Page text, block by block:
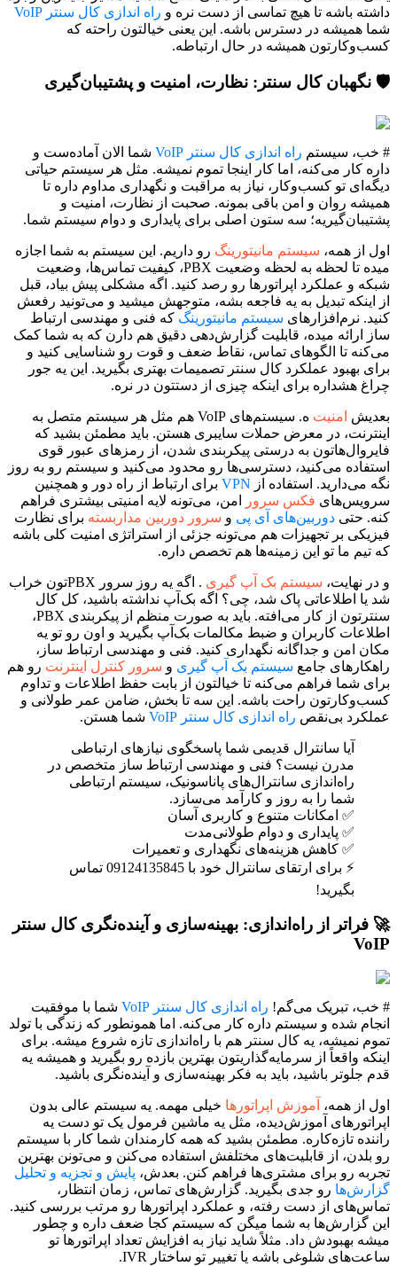
داشته باشه تا هیچ تماسی از دست نره و راه اندازی کال سنتر VoIP
شما همیشه در دسترس باشه. این یعنی خیالتون راحته که
کسب‌وکارتون همیشه در حال ارتباطه.
🛡️ نگهبان کال سنتر: نظارت، امنیت و پشتیبان‌گیری
# خب، سیستم راه اندازی کال سنتر VoIP
شما الان آماده‌ست و
داره کار می‌کنه، اما کار اینجا تموم نمیشه. مثل هر سیستم حیاتی
دیگه‌ای تو کسب‌وکار، نیاز به مراقبت و نگهداری مداوم داره تا
همیشه روان و امن باقی بمونه. صحبت از نظارت، امنیت و
پشتیبان‌گیریه؛ سه ستون اصلی برای پایداری و دوام سیستم شما.
اول از همه، سیستم مانیتورینگ رو داریم. این سیستم به شما اجازه
میده تا لحظه به لحظه وضعیت PBX، کیفیت تماس‌ها، وضعیت
شبکه و عملکرد اپراتورها رو رصد کنید. اگه مشکلی پیش بیاد، قبل
از اینکه تبدیل به یه فاجعه بشه، متوجهش میشید و می‌تونید رفعش
کنید. نرم‌افزارهای سیستم مانیتورینگ که فنی و مهندسی ارتباط
ساز ارائه میده، قابلیت گزارش‌دهی دقیق هم دارن که به شما کمک
می‌کنه تا الگوهای تماس، نقاط ضعف و قوت رو شناسایی کنید و
برای بهبود عملکرد کال سنتر تصمیمات بهتری بگیرید. این یه جور
چراغ هشداره برای اینکه چیزی از دستتون در نره.
بعدیش امنیت
ه. سیستم‌های VoIP هم مثل هر سیستم متصل به
اینترنت، در معرض حملات سایبری هستن. باید مطمئن بشید که
فایروال‌هاتون به درستی پیکربندی شدن، از رمزهای عبور قوی
استفاده می‌کنید، دسترسی‌ها رو محدود می‌کنید و سیستم رو به روز
نگه می‌دارید. استفاده از VPN برای ارتباط از راه دور و همچنین
سرویس‌های فکس سرور
امن، می‌تونه لایه امنیتی بیشتری فراهم
کنه. حتی دوربین‌های آی پی و سرور دوربین مداربسته برای نظارت
فیزیکی بر تجهیزات هم می‌تونه جزئی از استراتژی امنیت کلی باشه
که تیم ما تو این زمینه‌ها هم تخصص داره.
و در نهایت، سیستم بک آپ گیری
. اگه یه روز سرور PBXتون خراب
شد یا اطلاعاتی پاک شد، چی؟ اگه بک‌آپ نداشته باشید، کل کال
سنترتون از کار می‌افته. باید به صورت منظم از پیکربندی PBX،
اطلاعات کاربران و ضبط مکالمات بک‌آپ بگیرید و اون رو تو یه
مکان امن و جداگانه نگهداری کنید. فنی و مهندسی ارتباط ساز،
راهکارهای جامع سیستم بک آپ گیری و سرور کنترل اینترنت رو هم
برای شما فراهم می‌کنه تا خیالتون از بابت حفظ اطلاعات و تداوم
کسب‌وکارتون راحت باشه. این سه تا بخش، ضامن عمر طولانی و
عملکرد بی‌نقص راه اندازی کال سنتر VoIP شما هستن.
آیا سانترال قدیمی شما پاسخگوی نیازهای ارتباطی
مدرن نیست؟ فنی و مهندسی ارتباط ساز متخصص در
راه‌اندازی سانترال‌های پاناسونیک، سیستم ارتباطی
شما را به روز و کارآمد می‌سازد.
✅ امکانات متنوع و کاربری آسان
✅ پایداری و دوام طولانی‌مدت
✅ کاهش هزینه‌های نگهداری و تعمیرات
⚡ برای ارتقای سانترال خود با 09124135845 تماس
بگیرید!
🚀 فراتر از راه‌اندازی: بهینه‌سازی و آینده‌نگری کال سنتر
VoIP
# خب، تبریک می‌گم! راه اندازی کال سنتر VoIP
شما با موفقیت
انجام شده و سیستم داره کار می‌کنه. اما همونطور که زندگی با تولد
تموم نمیشه، یه کال سنتر هم با راه‌اندازی تازه شروع میشه. برای
اینکه واقعاً از سرمایه‌گذاریتون بهترین بازده رو بگیرید و همیشه یه
قدم جلوتر باشید، باید به فکر بهینه‌سازی و آینده‌نگری باشید.
اول از همه، آموزش اپراتورها خیلی مهمه. یه سیستم عالی بدون
اپراتورهای آموزش‌دیده، مثل یه ماشین فرمول یک تو دست یه
راننده تازه‌کاره. مطمئن بشید که همه کارمندان شما کار با سیستم
رو بلدن، از قابلیت‌های مختلفش استفاده می‌کنن و می‌تونن بهترین
تجربه رو برای مشتری‌ها فراهم کنن. بعدش، پایش و تجزیه و تحلیل
گزارش‌ها رو جدی بگیرید. گزارش‌های تماس، زمان انتظار،
تماس‌های از دست رفته، و عملکرد اپراتورها رو مرتب بررسی کنید.
این گزارش‌ها به شما میگن که سیستم کجا ضعف داره و چطور
میشه بهبودش داد. مثلاً شاید نیاز به افزایش تعداد اپراتورها تو
ساعت‌های شلوغی باشه یا تغییر تو ساختار IVR.